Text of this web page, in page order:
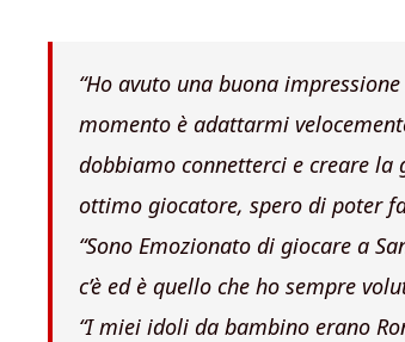
“Ho avuto una buona
momento è adattarmi
dobbiamo connetterci e creare
ottimo giocatore, spero di poter
“Sono Emozionato di giocare a
c’è ed è quello che ho sempre
“I miei idoli da bambino erano